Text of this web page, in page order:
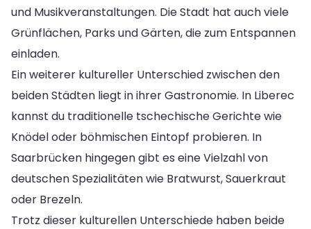
und Musikveranstaltungen. Die Stadt hat auch viele
Grünflächen, Parks und Gärten, die zum Entspannen
einladen.
Ein weiterer kultureller Unterschied zwischen den
beiden Städten liegt in ihrer Gastronomie. In Liberec
kannst du traditionelle tschechische Gerichte wie
Knödel oder böhmischen Eintopf probieren. In
Saarbrücken hingegen gibt es eine Vielzahl von
deutschen Spezialitäten wie Bratwurst, Sauerkraut
oder Brezeln.
Trotz dieser kulturellen Unterschiede haben beide